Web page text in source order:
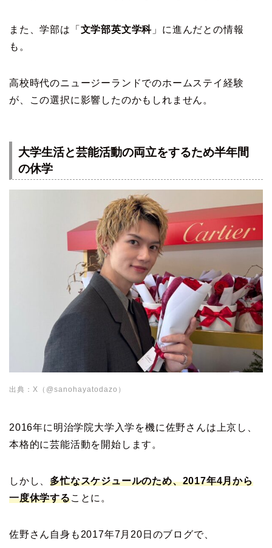
また、学部は「 文学部英文学科 」に進んだとの情報
も。
高校時代のニュージーランドでのホームステイ経験
が、この選択に影響したのかもしれません。
大学生活と芸能活動の両立をするため半年間
の休学
出典：X（@sanohayatodazo）
2016年に明治学院大学入学を機に佐野さんは上京し、
本格的に芸能活動を開始します。
しかし、多忙なスケジュールのため、2017年4月から
一度休学することに。
佐野さん自身も2017年7月20日のブログで、